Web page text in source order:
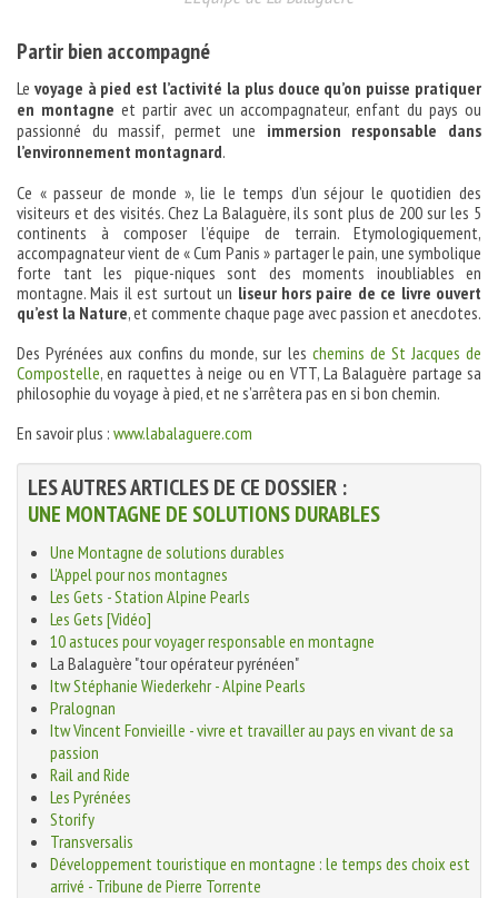
Partir bien accompagné
Le voyage à pied est l’activité la plus douce qu’on puisse pratiquer
en montagne et partir avec un accompagnateur, enfant du pays ou
passionné du massif, permet une immersion responsable dans
l’environnement montagnard.
Ce « passeur de monde », lie le temps d’un séjour le quotidien des
visiteurs et des visités. Chez La Balaguère, ils sont plus de 200 sur les 5
continents à composer l’équipe de terrain. Etymologiquement,
accompagnateur vient de « Cum Panis » partager le pain, une symbolique
forte tant les pique-niques sont des moments inoubliables en
montagne. Mais il est surtout un liseur hors paire de ce livre ouvert
qu’est la Nature, et commente chaque page avec passion et anecdotes.
Des Pyrénées aux confins du monde, sur les chemins de St Jacques de
Compostelle, en raquettes à neige ou en VTT, La Balaguère partage sa
philosophie du voyage à pied, et ne s’arrêtera pas en si bon chemin.
En savoir plus : www.labalaguere.com
LES AUTRES ARTICLES DE CE DOSSIER :
UNE MONTAGNE DE SOLUTIONS DURABLES
Une Montagne de solutions durables
L'Appel pour nos montagnes
Les Gets - Station Alpine Pearls
Les Gets [Vidéo]
10 astuces pour voyager responsable en montagne
La Balaguère "tour opérateur pyrénéen"
Itw Stéphanie Wiederkehr - Alpine Pearls
Pralognan
Itw Vincent Fonvieille - vivre et travailler au pays en vivant de sa
passion
Rail and Ride
Les Pyrénées
Storify
Transversalis
Développement touristique en montagne : le temps des choix est
arrivé - Tribune de Pierre Torrente